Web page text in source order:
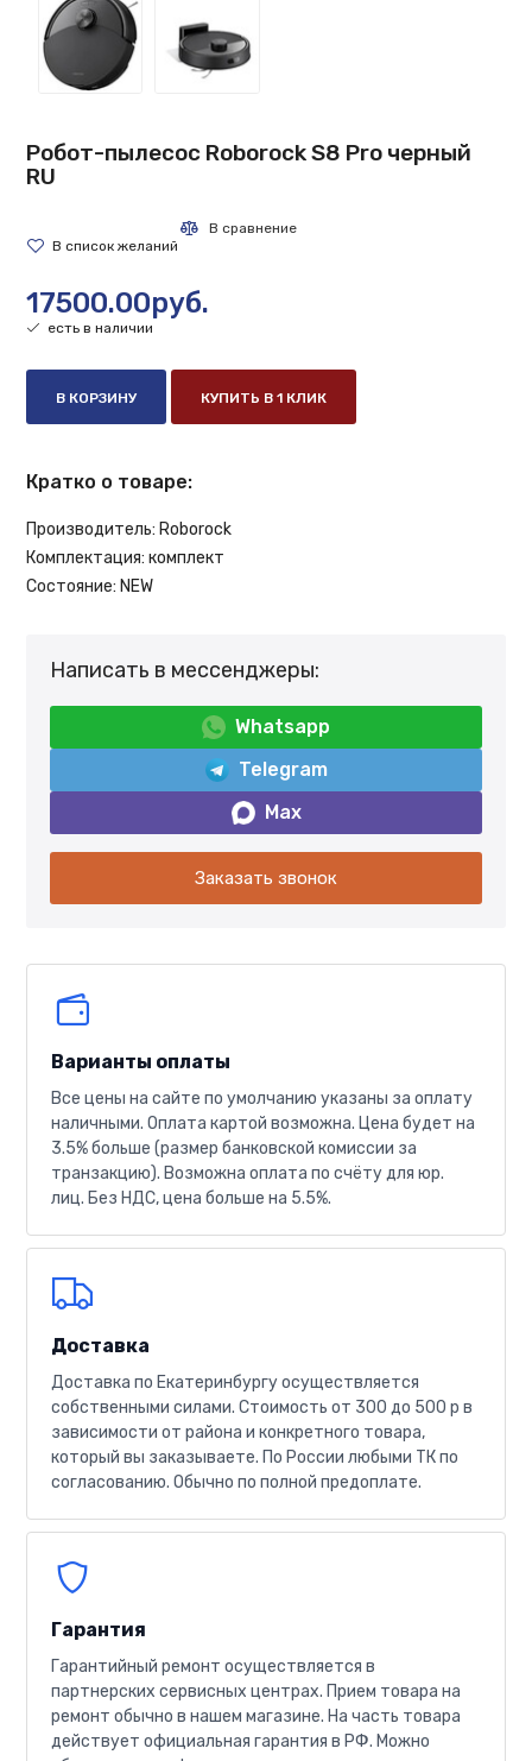
Робот-пылесос Roborock S8 Pro черный
RU
17500.00руб.
есть в наличии
В КОРЗИНУ КУПИТЬ В 1 КЛИК
Кратко о товаре:
Производитель: Roborock
Комплектация: комплект
Состояние: NEW
Написать в мессенджеры:
Whatsapp
Telegram
Max
Заказать звонок
Варианты оплаты
Все цены на сайте по умолчанию указаны за оплату
наличными. Оплата картой возможна. Цена будет на
3.5% больше (размер банковской комиссии за
транзакцию). Возможна оплата по счёту для юр.
лиц. Без НДС, цена больше на 5.5%.
Доставка
Доставка по Екатеринбургу осуществляется
собственными силами. Стоимость от 300 до 500 р в
зависимости от района и конкретного товара,
который вы заказываете. По России любыми ТК по
согласованию. Обычно по полной предоплате.
Гарантия
Гарантийный ремонт осуществляется в
партнерских сервисных центрах. Прием товара на
ремонт обычно в нашем магазине. На часть товара
действует официальная гарантия в РФ. Можно